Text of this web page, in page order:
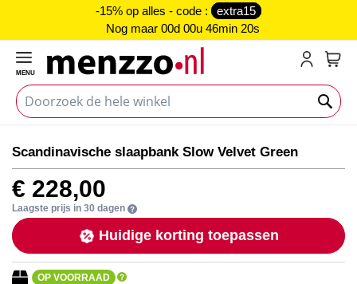
-15% op alles - code :
extra15
Nog maar 00d 00u 46min 19s
MENU
naar
het
einde
van
de
afbeeldingen-
gallerij
naar
het
begin
van
de
afbeeldingen-
gallerij
Scandinavische slaapbank Slow Velvet Green
€ 228,00
Laagste prijs in 30 dagen
Huidige korting toepassen
OP VOORRAAD